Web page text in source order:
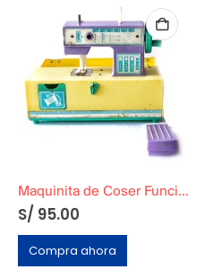
Maquinita de Coser Funcional Años 70
S/ 95.00
Compra ahora